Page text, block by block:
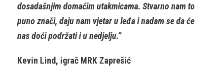
dosadašnjim domaćim utakmicama. Stvarno nam to
puno znači, daju nam vjetar u leđa i nadam se da će
nas doći podržati i u nedjelju.”
Kevin Lind, igrač MRK Zaprešić